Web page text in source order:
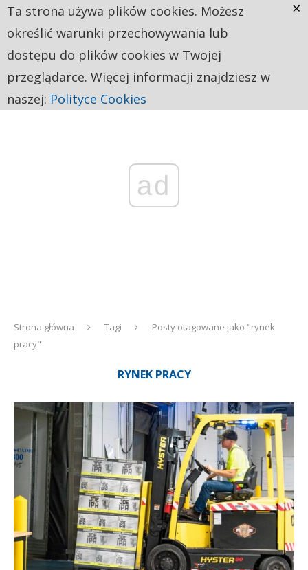
ad
Strona główna Tagi
Posty otagowane jako "rynek
pracy"
RYNEK PRACY
Ta strona używa plików cookies. Możesz
określić warunki przechowywania lub
dostępu do plików cookies w Twojej
przeglądarce. Więcej informacji znajdziesz w
naszej: Polityce Cookies
×